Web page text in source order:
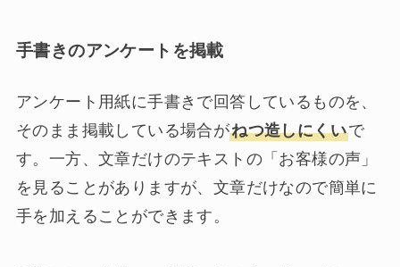
手書きのアンケートを掲載
アンケート用紙に手書きで回答しているものを、
そのまま掲載している場合がねつ造しにくいで
す。一方、文章だけのテキストの「お客様の声」
を見ることがありますが、文章だけなので簡単に
手を加えることができます。